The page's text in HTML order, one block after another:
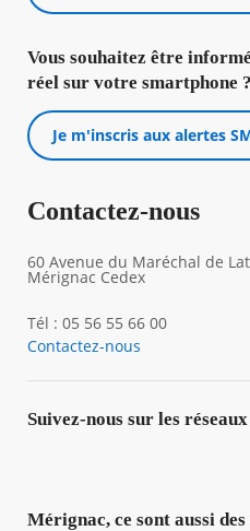
Vous souhaitez être
réel sur votre smartphone ?
Je m'inscris aux alertes
Contactez-nous
60 Avenue du Maréchal de
Mérignac Cedex
Tél : 05 56 55 66 00
Contactez-nous
Suivez-nous sur les
Mérignac, ce sont aussi